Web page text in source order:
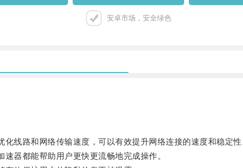
安卓市场，安全绿色
路和网络传输速度，可以有效提升网络连接的速度和稳定性
器都能帮助用户更快更流畅地完成操作。